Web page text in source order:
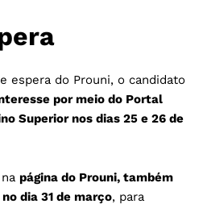
espera do Prouni, o candidato
por meio do Portal
Superior nos dias 25 e 26 de
página do Prouni, também
dia 31 de março, para